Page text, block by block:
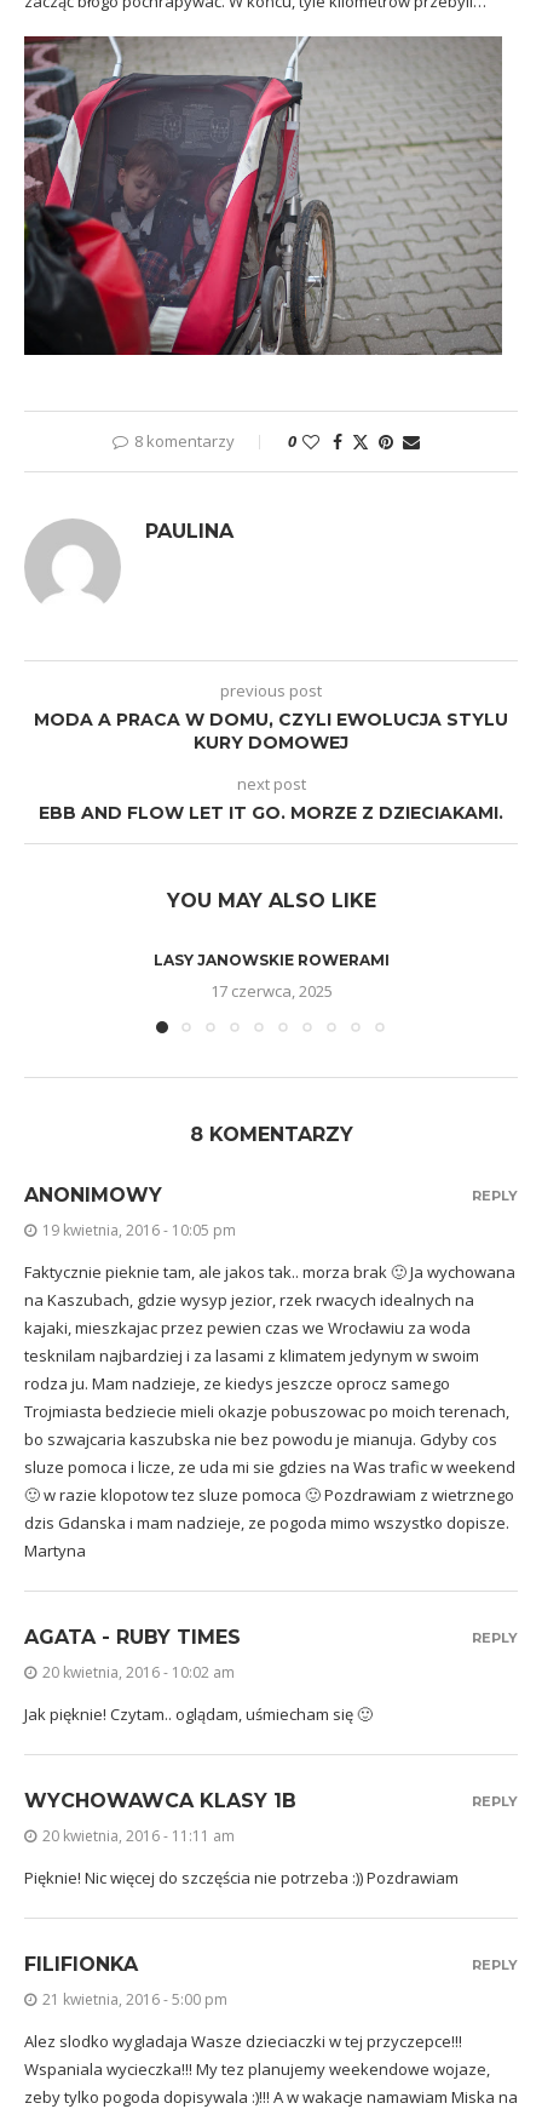
8 komentarzy 0
PAULINA
previous post
MODA A PRACA W DOMU, CZYLI EWOLUCJA STYLU
KURY DOMOWEJ
next post
EBB AND FLOW LET IT GO. MORZE Z DZIECIAKAMI.
YOU MAY ALSO LIKE
LASY JANOWSKIE ROWERAMI
17 czerwca, 2025
8 KOMENTARZY
ANONIMOWY
19 kwietnia, 2016 - 10:05 pm
Faktycznie pieknie tam, ale jakos tak.. morza brak 🙂 Ja wychowana
na Kaszubach, gdzie wysyp jezior, rzek rwacych idealnych na
kajaki, mieszkajac przez pewien czas we Wrocławiu za woda
tesknilam najbardziej i za lasami z klimatem jedynym w swoim
rodza ju. Mam nadzieje, ze kiedys jeszcze oprocz samego
Trojmiasta bedziecie mieli okazje pobuszowac po moich terenach,
bo szwajcaria kaszubska nie bez powodu je mianuja. Gdyby cos
sluze pomoca i licze, ze uda mi sie gdzies na Was trafic w weekend
🙂 w razie klopotow tez sluze pomoca 🙂 Pozdrawiam z wietrznego
dzis Gdanska i mam nadzieje, ze pogoda mimo wszystko dopisze.
Martyna
REPLY
AGATA - RUBY TIMES
20 kwietnia, 2016 - 10:02 am
Jak pięknie! Czytam.. oglądam, uśmiecham się 🙂
REPLY
WYCHOWAWCA KLASY 1B
20 kwietnia, 2016 - 11:11 am
Pięknie! Nic więcej do szczęścia nie potrzeba :)) Pozdrawiam
REPLY
FILIFIONKA
21 kwietnia, 2016 - 5:00 pm
Alez slodko wygladaja Wasze dzieciaczki w tej przyczepce!!!
Wspaniala wycieczka!!! My tez planujemy weekendowe wojaze,
zeby tylko pogoda dopisywala :)!!! A w wakacje namawiam Miska na
REPLY